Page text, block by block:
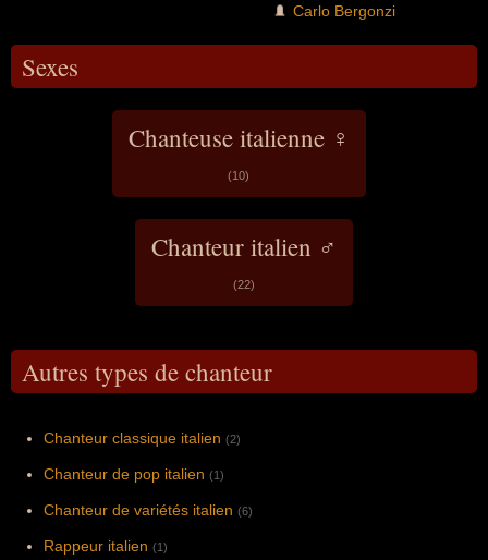
Carlo Bergonzi
Sexes
Chanteuse italienne ♀
(10)
Chanteur italien ♂
(22)
Autres types de chanteur
Chanteur classique italien (2)
Chanteur de pop italien (1)
Chanteur de variétés italien (6)
Rappeur italien (1)